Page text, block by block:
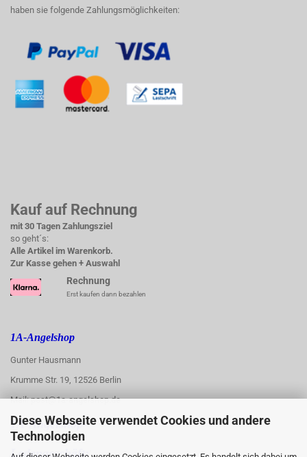
Diese Webseite verwendet Cookies und andere
Technologien
haben sie folgende Zahlungsmöglichkeiten:
Kauf auf Rechnung
mit 30 Tagen Zahlungsziel
so geht´s:
Alle Artikel im Warenkorb.
Zur Kasse gehen + Auswahl
Rechnung
Erst kaufen dann bezahlen
1A-Angelshop
Gunter Hausmann
Krumme Str. 19, 12526 Berlin
Mail: post@1a-angelshop.de
1A-Angelshop-
Ladengeschäft::